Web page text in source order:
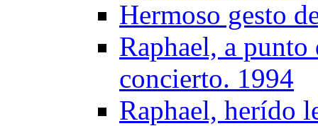
Hermoso gesto
Raphael, a punto
concierto. 1994
Raphael, herído